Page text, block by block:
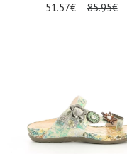
51.57€ 85.95€